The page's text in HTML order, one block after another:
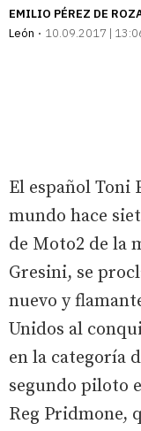
EMILIO PÉREZ DE
León
10.09.2017 |
El español Toni
mundo hace
de Moto2 de la
Gresini, se
nuevo y
Unidos al
en la categoría
segundo piloto
Reg Pridmone,